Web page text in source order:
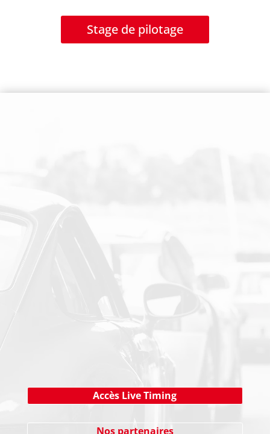
Stage de pilotage
Accès Live Timing
Nos partenaires